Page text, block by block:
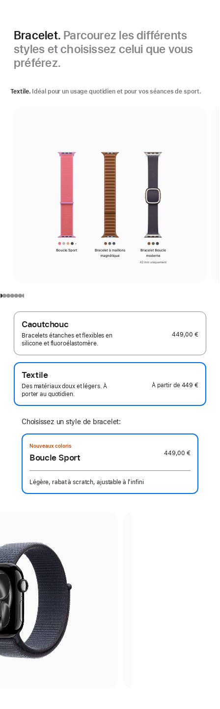
Bracelet. Parcourez les différents
styles et choisissez celui que vous
préférez.
Textile. Idéal pour un usage quotidien et pour vos séances de sport.
Caoutchouc
Bracelets étanches et flexibles en
silicone et fluoroélastomère.
449,00 €
Textile
Des matériaux doux et légers. À
porter au quotidien.
À partir de 449 €
Choisissez un style de bracelet:
Nouveaux coloris
Boucle Sport 449,00 €
Légère, rabat à scratch, ajustable à l’infini